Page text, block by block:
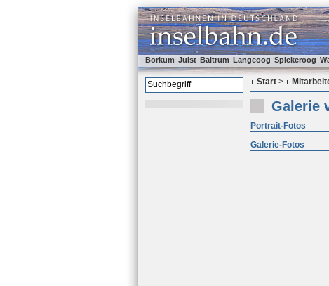
Borkum Juist Baltrum Langeoog Spiekeroog
Start >
Galerie
Portrait-Fotos
Galerie-Fotos